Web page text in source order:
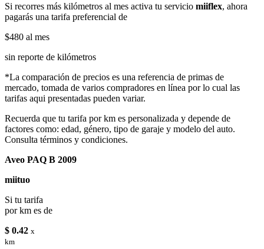
Si recorres más kilómetros al mes activa tu servicio miiflex, ahora
pagarás una tarifa preferencial de
$480 al mes
sin reporte de kilómetros
*La comparación de precios es una referencia de primas de
mercado, tomada de varios compradores en línea por lo cual las
tarifas aqui presentadas pueden variar.
Recuerda que tu tarifa por km es personalizada y depende de
factores como: edad, género, tipo de garaje y modelo del auto.
Consulta términos y condiciones.
Aveo PAQ B 2009
miituo
Si tu tarifa
por km es de
$ 0.42 x
km